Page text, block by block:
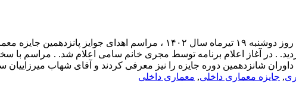
نتایج پانزدهمین جایزه معماری و معماری داخلی ایران . روز دوشنبه ۱۹
. در آغاز اعلام برنامه توسط مجری خانم سامی اعلام شد. . مراسم
, جایزه معماری داخلی, معماری داخلی